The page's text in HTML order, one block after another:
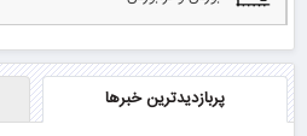
پربازدیدترین خبرها